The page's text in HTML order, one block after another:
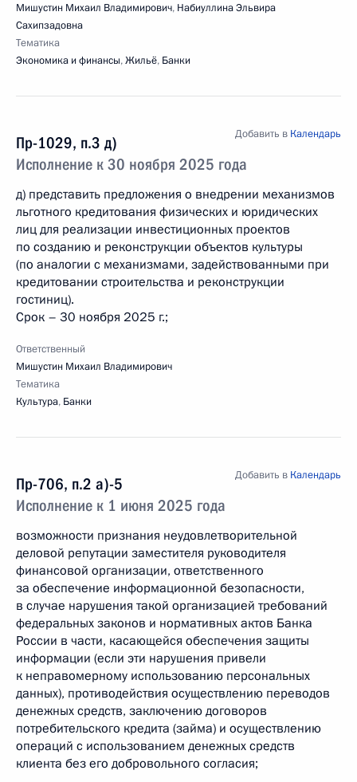
Мишустин Михаил Владимирович, Набиуллина Эльвира
Сахипзадовна
Тематика
Экономика и финансы,Жильё, Банки
Пр-1029, п.3 д)
Исполнение к 30 ноября 2025 года
Добавить в Календарь
д) представить предложения о внедрении механизмов
льготного кредитования физических и юридических
лиц для реализации инвестиционных проектов
по созданию и реконструкции объектов культуры
(по аналогии с механизмами, задействованными при
кредитовании строительства и реконструкции
гостиниц).
Срок – 30 ноября 2025 г.;
Ответственный
Мишустин Михаил Владимирович
Тематика
Культура, Банки
Пр-706, п.2 а)-5
Исполнение к 1 июня 2025 года
Добавить в Календарь
возможности признания неудовлетворительной
деловой репутации заместителя руководителя
финансовой организации, ответственного
за обеспечение информационной безопасности,
в случае нарушения такой организацией требований
федеральных законов и нормативных актов Банка
России в части, касающейся обеспечения защиты
информации (если эти нарушения привели
к неправомерному использованию персональных
данных), противодействия осуществлению переводов
денежных средств, заключению договоров
потребительского кредита (займа) и осуществлению
операций с использованием денежных средств
клиента без его добровольного согласия;